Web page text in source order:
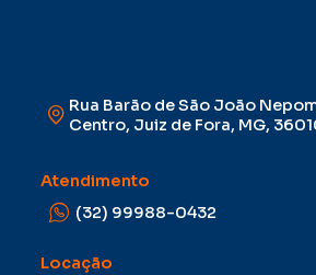
Rua Barão de São João
Centro, Juiz de Fora, MG,
Atendimento
(32) 99988-0432
Locação